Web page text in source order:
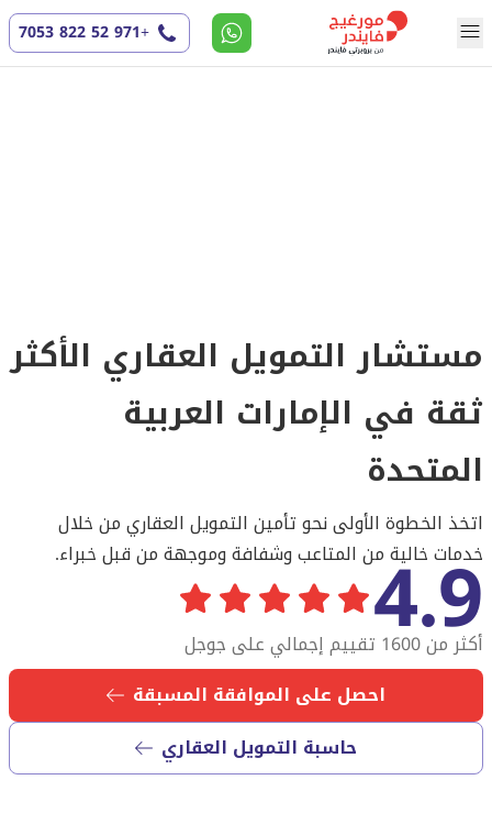
+971 52 822 7053
مستشار التمويل العقاري الأكثر
ثقة في الإمارات العربية
المتحدة
اتخذ الخطوة الأولى نحو تأمين التمويل العقاري من خلال
خدمات خالية من المتاعب وشفافة وموجهة من قبل خبراء.
4.9
أكثر من 1600 تقييم إجمالي على جوجل
احصل على الموافقة المسبقة
حاسبة التمويل العقاري